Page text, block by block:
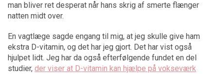
man bliver ret desperat når hans skrig af smerte flænger
natten midt over.
En vagtlæge sagde engang til mig, at jeg skulle give ham
ekstra D-vitamin, og det har jeg gjort. Det har vist også
hjulpet lidt. Jeg har da også efterfølgende fundet en del
studier, der viser at D-vitamin kan hjælpe på vokseværk